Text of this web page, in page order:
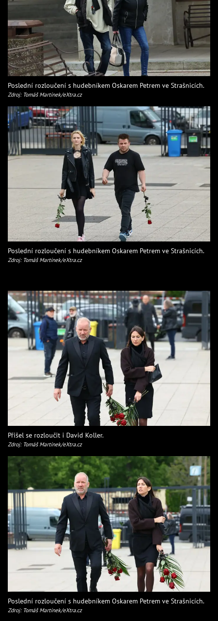
Poslední rozloučení s hudebníkem Oskarem Petrem ve Strašnicích.
Zdroj: Tomáš Martínek/eXtra.cz
Poslední rozloučení s hudebníkem Oskarem Petrem ve Strašnicích.
Zdroj: Tomáš Martínek/eXtra.cz
Přišel se rozloučit i David Koller.
Zdroj: Tomáš Martínek/eXtra.cz
Poslední rozloučení s hudebníkem Oskarem Petrem ve Strašnicích.
Zdroj: Tomáš Martínek/eXtra.cz